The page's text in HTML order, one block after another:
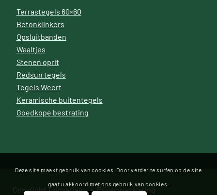
Terrastegels 60×60
Betonklinkers
Opsluitbanden
Waaltjes
Stenen oprit
Redsun tegels
Tegels Weert
Keramische buitentegels
Goedkope bestrating
Copyright Tuinvariant Privacyverklaring
Deze site maakt gebruik van cookies. Door verder te surfen op de site
gaat u akkoord met ons gebruik van cookies.